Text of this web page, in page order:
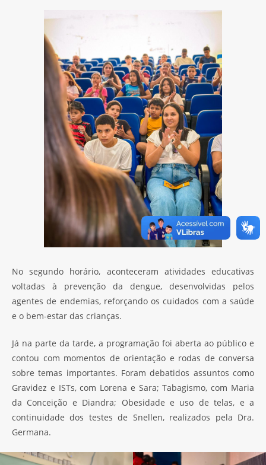
No segundo horário, aconteceram atividades educativas
voltadas à prevenção da dengue, desenvolvidas pelos
agentes de endemias, reforçando os cuidados com a saúde
e o bem-estar das crianças.
Já na parte da tarde, a programação foi aberta ao público e
contou com momentos de orientação e rodas de conversa
sobre temas importantes. Foram debatidos assuntos como
Gravidez e ISTs, com Lorena e Sara; Tabagismo, com Maria
da Conceição e Diandra; Obesidade e uso de telas, e a
continuidade dos testes de Snellen, realizados pela Dra.
Germana.